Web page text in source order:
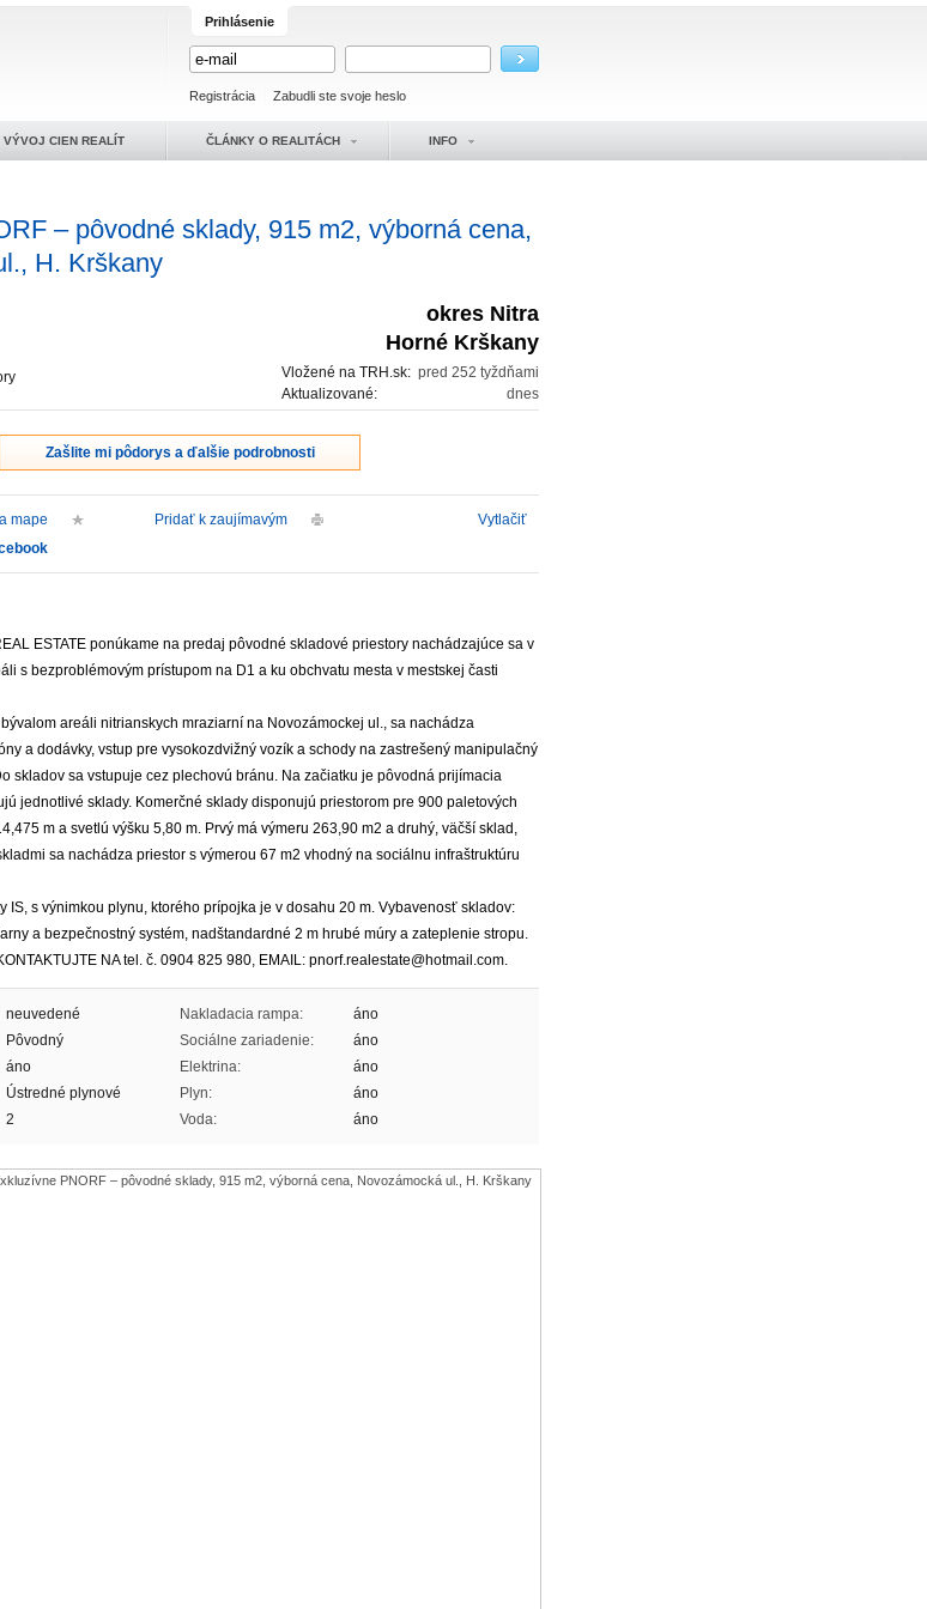
Prihlásenie
Registrácia Zabudli ste svoje heslo
VÝVOJ CIEN REALÍT ČLÁNKY O REALITÁCH INFO
– pôvodné sklady, 915 m2, výborná cena,
H. Krškany
okres Nitra
Horné Krškany
pred 252 tyždňami
Vložené na TRH.sk:
dnes
Aktualizované:
Zašlite mi pôdorys a ďalšie podrobnosti
mape Pridať k zaujímavým
Vytlačiť
ESTATE ponúkame na predaj pôvodné skladové priestory nachádzajúce sa v
s bezproblémovým prístupom na D1 a ku obchvatu mesta v mestskej časti
areáli nitrianskych mraziarní na Novozámockej ul., sa nachádza
a dodávky, vstup pre vysokozdvižný vozík a schody na zastrešený manipulačný
skladov sa vstupuje cez plechovú bránu. Na začiatku je pôvodná prijímacia
jednotlivé sklady. Komerčné sklady disponujú priestorom pre 900 paletových
m a svetlú výšku 5,80 m. Prvý má výmeru 263,90 m2 a druhý, väčší sklad,
sa nachádza priestor s výmerou 67 m2 vhodný na sociálnu infraštruktúru
IS, s výnimkou plynu, ktorého prípojka je v dosahu 20 m. Vybavenosť skladov:
a bezpečnostný systém, nadštandardné 2 m hrubé múry a zateplenie stropu.
NA tel. č. 0904 825 980, EMAIL: pnorf.realestate@hotmail.com.
neuvedené
Pôvodný
áno
Ústredné plynové
2
Nakladacia rampa:
áno
Sociálne zariadenie:
áno
Elektrina:
áno
Plyn:
áno
Voda:
áno
PNORF – pôvodné sklady, 915 m2, výborná cena, Novozámocká ul., H. Krškany